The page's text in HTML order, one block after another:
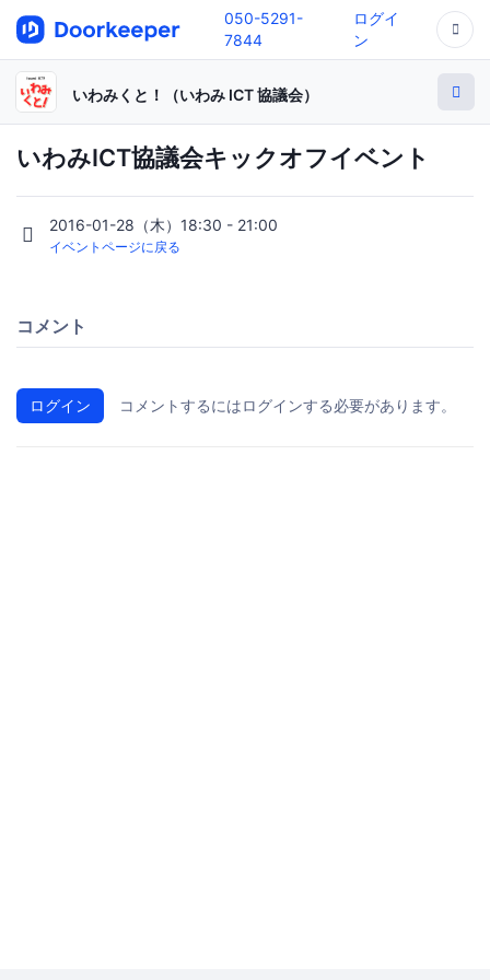
050-5291-
7844
ログイ
ン
いわみくと！（いわみ ICT 協議会）
いわみICT協議会キックオフイベント
2016-01-28（木）18:30 - 21:00
イベントページに戻る
コメント
ログイン コメントするにはログインする必要があります。